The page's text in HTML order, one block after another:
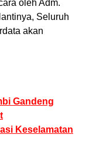
oleh Adm.
Seluruh
akan
Gandeng
Keselamatan